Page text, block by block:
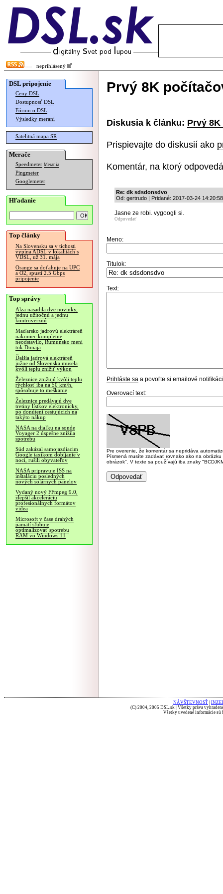
neprihlásený
DSL pripojenie
Ceny DSL
Dostupnosť DSL
Fórum o DSL
Výsledky meraní
Satelitná mapa SR
Merače
Speedmeter Merania
Pingmeter
Googlemeter
Hľadanie
Top články
Na Slovensku sa v tichosti
vypína ADSL v lokalitách s
VDSL, už 31. mája
Orange sa doťahuje na UPC
a O2, spustí 2.5 Gbps
pripojenie
Top správy
Alza nasadila dve novinky,
jednu užitočnú a jednu
kontroverznú
Maďarsko jadrovú elektráreň
nakoniec kompletne
neodstavilo, Rumunsko mení
tok Dunaja
Ďalšia jadrová elektráreň
južne od Slovenska musela
kvôli teplu znížiť výkon
Železnice znižujú kvôli teplu
rýchlosť iba na 50 km/h,
spôsobuje to meškanie
Železnice predávajú dve
tretiny lístkov elektronicky,
po donútení cestujúcich na
takýto nákup
NASA na diaľku na sonde
Voyager 2 úspešne znížila
spotrebu
Súd zakázal samojazdiacim
Google taxíkom dobíjanie v
noci, rušili obyvateľov
NASA pripravuje ISS na
inštaláciu posledných
nových solárnych panelov
Vydaný nový FFmpeg 9.0,
zlepšil akceleráciu
profesionálnych formátov
videa
Microsoft v čase drahých
pamätí sľubuje
optimalizovať spotrebu
RAM vo Windows 11
Prvý 8K
Diskusia k článku: Prvý
Prispievajte do diskusií ako
Komentár, na ktorý
Re: dk sdsdonsdvo
Od: gertrudo | Pridané: 2017-03-24 14:20:58
Jasne ze robi. vygoogli si.
Odpovedať
Meno:
Titulok:
Text:
Prihláste sa a povoľte si emailové
Overovací text:
Pre overenie, že komentár sa nepridáva
Písmená musíte zadávať rovnako ako na
obrázok". V texte sa používajú iba znaky
NÁVŠTEVNOSŤ
(C) 2004, 2005 DSL.sk | Všetky práva
Všetky uvedené informácie sú